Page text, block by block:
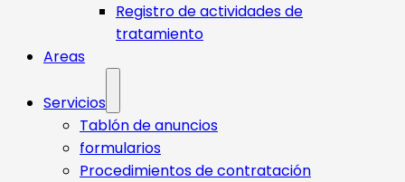
Registro de actividades de
tratamiento
Areas
Servicios
Tablón de anuncios
formularios
Procedimientos de contratación